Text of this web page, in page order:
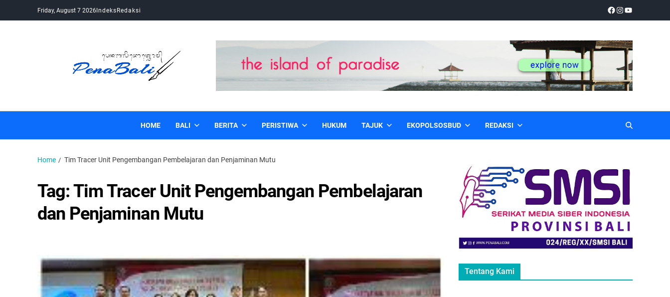
Friday, August 7 2026IndeksRedaksi
HOME BALI BERITA PERISTIWA HUKUM TAJUK EKOPOLSOSBUD REDAKSI
Home Tim Tracer Unit Pengembangan Pembelajaran dan Penjaminan Mutu
Tag:Tim Tracer Unit Pengembangan Pembelajaran
dan Penjaminan Mutu
Tentang Kami